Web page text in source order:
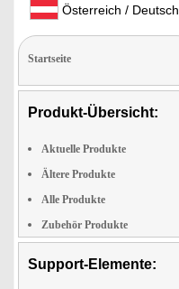
Österreich / Deutsch
Startseite
Produkt-Übersicht:
Aktuelle Produkte
Ältere Produkte
Alle Produkte
Zubehör Produkte
Support-Elemente: